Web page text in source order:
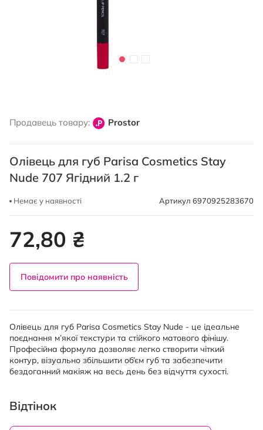
початку
зображень
Продавець товару: Prostor
Олівець для губ Parisa Cosmetics Stay
Nude 707 Ягідний 1.2 г
Немає у наявності Артикул 6970925283670
72,80 ₴
Повідомити про наявність
Олівець для губ Parisa Cosmetics Stay Nude - це ідеальне
поєднання м’якої текстури та стійкого матового фінішу.
Професійна формула дозволяє легко створити чіткий
контур, візуально збільшити об’єм губ та забезпечити
бездоганний макіяж на весь день без відчуття сухості.
Відтінок